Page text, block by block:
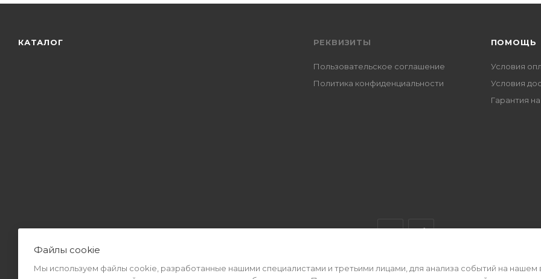
КАТАЛОГ РЕКВИЗИТЫ
Пользовательское соглашение
Политика конфиденциальности
ПОМОЩЬ
Условия
Условия
Гарантия
Файлы cookie
Мы используем файлы cookie, разработанные нашими специалистами и третьими лицами, для анализа событий на нашем